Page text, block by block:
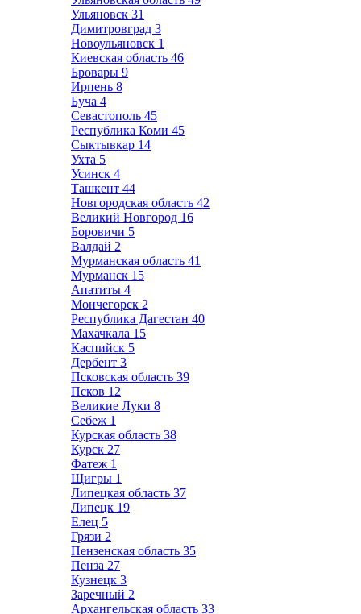
Ульяновск 31
Димитровград 3
Новоульяновск 1
Киевская область 46
Бровары 9
Ирпень 8
Буча 4
Севастополь 45
Республика Коми 45
Сыктывкар 14
Ухта 5
Усинск 4
Ташкент 44
Новгородская область 42
Великий Новгород 16
Боровичи 5
Валдай 2
Мурманская область 41
Мурманск 15
Апатиты 4
Мончегорск 2
Республика Дагестан 40
Махачкала 15
Каспийск 5
Дербент 3
Псковская область 39
Псков 12
Великие Луки 8
Себеж 1
Курская область 38
Курск 27
Фатеж 1
Щигры 1
Липецкая область 37
Липецк 19
Елец 5
Грязи 2
Пензенская область 35
Пенза 27
Кузнецк 3
Заречный 2
Архангельская область 33